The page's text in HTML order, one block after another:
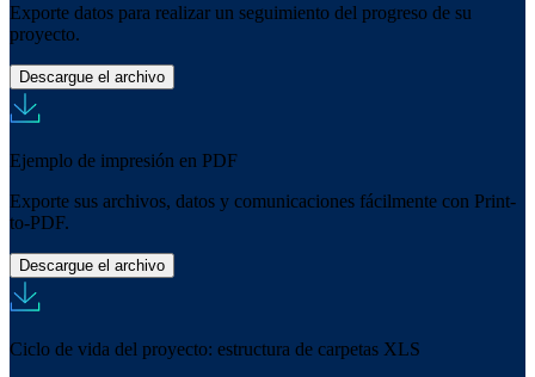
Exporte datos para realizar un seguimiento del progreso de su
proyecto.
Descargue el archivo
Ejemplo de impresión en PDF
Exporte sus archivos, datos y comunicaciones fácilmente con Print-
to-PDF.
Descargue el archivo
Ciclo de vida del proyecto: estructura de carpetas XLS